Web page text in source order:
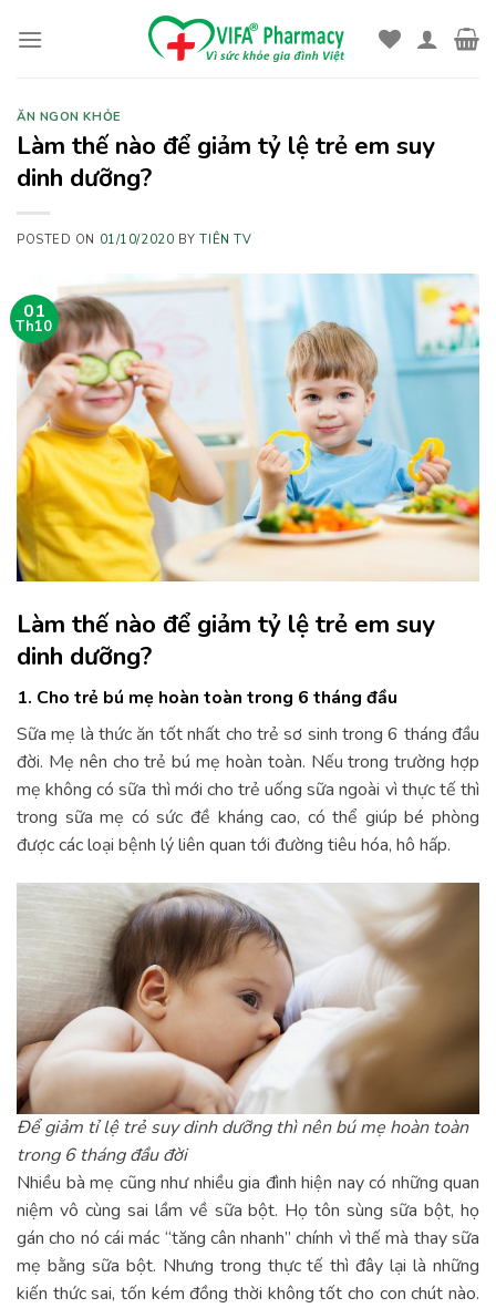
ĂN NGON KHỎE
Làm thế nào để giảm tỷ lệ trẻ em suy
dinh dưỡng?
POSTED ON 01/10/2020 BYTIÊN TV
01
Th10
Làm thế nào để giảm tỷ lệ trẻ em suy
dinh dưỡng?
1. Cho trẻ bú mẹ hoàn toàn trong 6 tháng đầu
Sữa mẹ là thức ăn tốt nhất cho trẻ sơ sinh trong 6 tháng đầu
đời. Mẹ nên cho trẻ bú mẹ hoàn toàn. Nếu trong trường hợp
mẹ không có sữa thì mới cho trẻ uống sữa ngoài vì thực tế thì
trong sữa mẹ có sức đề kháng cao, có thể giúp bé phòng
được các loại bệnh lý liên quan tới đường tiêu hóa, hô hấp.
Để giảm tỉ lệ trẻ suy dinh dưỡng thì nên bú mẹ hoàn toàn
trong 6 tháng đầu đời
Nhiều bà mẹ cũng như nhiều gia đình hiện nay có những quan
niệm vô cùng sai lầm về sữa bột. Họ tôn sùng sữa bột, họ
gán cho nó cái mác “tăng cân nhanh” chính vì thế mà thay sữa
mẹ bằng sữa bột. Nhưng trong thực tế thì đây lại là những
kiến thức sai, tốn kém đồng thời không tốt cho con chút nào.